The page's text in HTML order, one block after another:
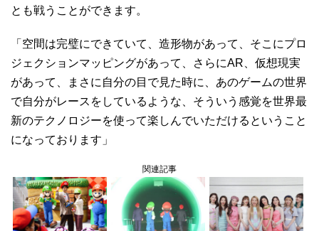
とも戦うことができます。
「空間は完璧にできていて、造形物があって、そこにプロ
ジェクションマッピングがあって、さらにAR、仮想現実
があって、まさに自分の目で見た時に、あのゲームの世界
で自分がレースをしているような、そういう感覚を世界最
新のテクノロジーを使って楽しんでいただけるということ
になっております」
関連記事